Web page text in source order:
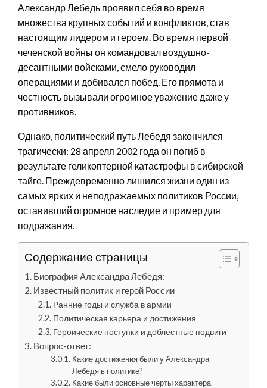
Александр Лебедь проявил себя во время
множества крупных событий и конфликтов, став
настоящим лидером и героем. Во время первой
чеченской войны он командовал воздушно-
десантными войсками, смело руководил
операциями и добивался побед. Его прямота и
честность вызывали огромное уважение даже у
противников.
Однако, политический путь Лебедя закончился
трагически: 28 апреля 2002 года он погиб в
результате геликоптерной катастрофы в сибирской
тайге. Преждевременно лишился жизни один из
самых ярких и неподражаемых политиков России,
оставивший огромное наследие и пример для
подражания.
Содержание страницы
Биография Александра Лебедя:
Известный политик и герой России
Ранние годы и служба в армии
Политическая карьера и достижения
Героические поступки и доблестные подвиги
Вопрос-ответ:
Какие достижения были у Александра
Лебедя в политике?
Какие были основные черты характера